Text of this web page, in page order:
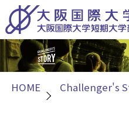
HOME Challenger's